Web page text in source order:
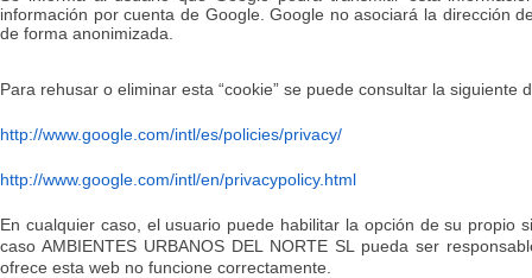
información por cuenta de Google. Google no asociará la dirección
de forma anonimizada.
Para rehusar o eliminar esta “cookie” se puede consultar la siguiente
http://www.google.com/intl/es/policies/privacy/
http://www.google.com/intl/en/privacypolicy.html
En cualquier caso, el usuario puede habilitar la opción de su propio
caso AMBIENTES URBANOS DEL NORTE SL pueda ser
ofrece esta web no funcione correctamente.